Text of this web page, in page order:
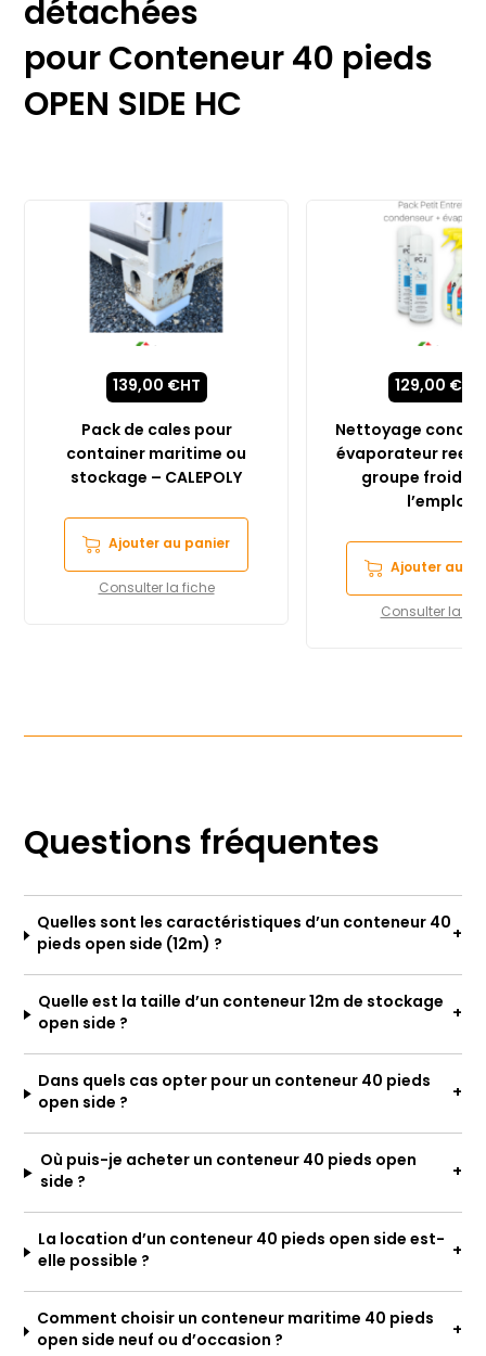
détachées
pour Conteneur 40 pieds
OPEN SIDE HC
Pack de cales pour
container maritime ou
stockage – CALEPOLY
139,00 €HT
Ajouter au panier
Consulter la fiche
Nettoyage
évaporateur
groupe froid
l’emploi
129,00 €HT
Ajouter au
Consulter la
Questions fréquentes
Quelles sont les caractéristiques d’un conteneur 40
pieds open side (12m) ?
Quelle est la taille d’un conteneur 12m de stockage
open side ?
Dans quels cas opter pour un conteneur 40 pieds
open side ?
Où puis-je acheter un conteneur 40 pieds open
side ?
La location d’un conteneur 40 pieds open side est-
elle possible ?
Comment choisir un conteneur maritime 40 pieds
open side neuf ou d’occasion ?